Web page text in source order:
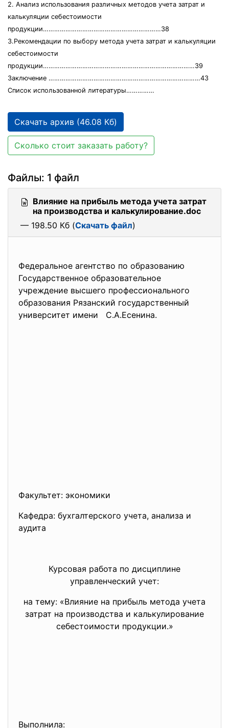
2. Анализ использования различных методов учета затрат и
калькуляции себестоимости
продукции………………………………………………………38
3.Рекомендации по выбору метода учета затрат и калькуляции
себестоимости
продукции………………………………………………………………………39
Заключение ………………………………………………………………………43
Список использованной литературы……………
Скачать архив (46.08 Кб)
Сколько стоит заказать работу?
Файлы: 1 файл
Влияние на прибыль метода учета затрат
на производства и калькулирование.doc
— 198.50 Кб (Скачать файл)
Федеральное агентство по образованию
Государственное образовательное
учреждение высшего профессионального
образования Рязанский государственный
университет имени С.А.Есенина.
Факультет: экономики
Кафедра: бухгалтерского учета, анализа и
аудита
Курсовая работа по дисциплине
управленческий учет:
на тему: «Влияние на прибыль метода учета
затрат на производства и калькулирование
себестоимости продукции.»
Выполнила: